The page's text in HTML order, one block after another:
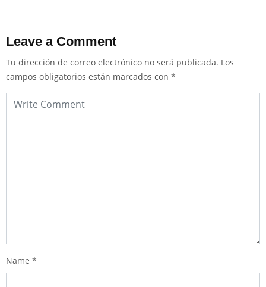
Leave a Comment
Tu dirección de correo electrónico no será publicada. Los
campos obligatorios están marcados con *
Name *